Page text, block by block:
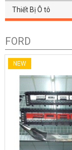
Thiết Bị Ô tô
FORD
NEW